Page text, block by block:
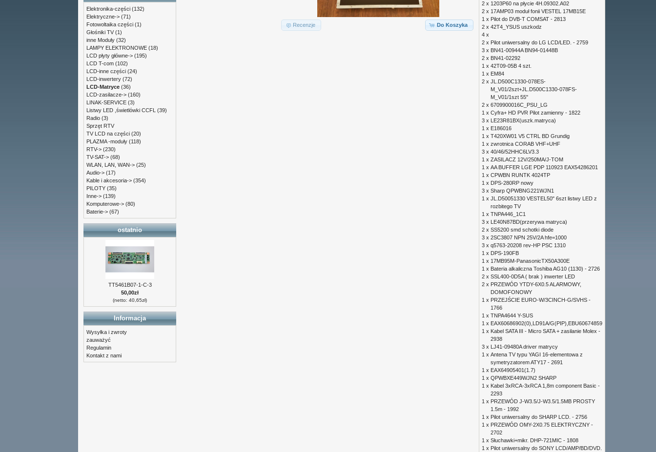
Do Koszyka
Recenzje
Elektronika-części (132)
Elektryczne-> (71)
Fotowoltaika części (1)
Głośniki TV (1)
inne Moduły (32)
LAMPY ELEKTRONOWE (18)
LCD płyty główne-> (195)
LCD T-com (102)
LCD-inne części (24)
LCD-inwertery (72)
LCD-Matryce (36)
LCD-zasilacze-> (160)
LINAK-SERVICE (3)
Listwy LED ,świetlówki CCFL
(39)
Radio (3)
Sprzęt RTV
TV LCD na części (20)
PLAZMA -moduły (118)
RTV-> (230)
TV-SAT-> (68)
WLAN, LAN, WAN-> (25)
Audio-> (17)
Kable i akcesoria-> (354)
PILOTY (35)
Inne-> (139)
Komputerowe-> (80)
Baterie-> (67)
ostatnio
TT5461B07-1-C-3
50,00zł
(netto: 40,65zł)
Informacja
Wysyłka i zwroty
zauważyć
Regulamin
Kontakt z nami
2 x 1203P60 na płycie 4H.09302.A02
2 x 17AMP03 moduł fonii VESTEL 17MB15E
1 x Pilot do DVB-T COMSAT - 2813
2 x 42T4_YSUS uszkodz
4 x
2 x Pilot uniwersalny do LG LCD/LED. - 2759
3 x BN41-00944A BN94-01448B
2 x BN41-02292
1 x 42T09-05B 4 szt.
1 x EM84
2 x JL.D500C1330-078ES-
M_V01/2szt+JL.D500C1330-078FS-
M_V01/1szt 55"
2 x 6709900016C_PSU_LG
1 x Cyfra+ HD PVR Pilot zamienny - 1822
3 x
LE23R81BX(uszk.matryca)
1 x E186016
1 x T420XW01 V5 CTRL BD Grundig
1 x zwrotnica CORAB VHF+UHF
3 x 40/46/52HHC6LV3.3
1 x ZASILACZ 12V/250MA/J-TOM
1 x AA BUFFER LGE PDP 110923 EAX54286201
1 x CPWBN RUNTK 4024TP
1 x DPS-280RP nowy
3 x Sharp QPWBNG221WJN1
1 x JL.D50051330 VESTEL50" 6szt listwy LED z
rozbitego TV
1 x TNPA446_1C1
3 x
LE40N87BD(przerywa matryca)
2 x SS5200 smd schotki diode
3 x 2SC3807 NPN 25V/2A hfe=1000
3 x q5763-20208 rev-HP PSC 1310
1 x DPS-190FB
1 x 17MB95M-PanasonicTX50A300E
1 x Bateria alkaliczna Toshiba AG10 (1130) - 2726
2 x SSL400-0D5A ( brak ) inwerter LED
2 x PRZEWÓD YTDY-6X0.5 ALARMOWY,
DOMOFONOWY
1 x PRZEJŚCIE EURO-W/3CINCH-G/SVHS -
1766
1 x TNPA4644 Y-SUS
1 x EAX60686902(0),LD91A/G(PIP),EBU60674859
1 x Kabel SATA III - Micro SATA + zasilanie Molex -
2938
3 x
LJ41-09480A driver matrycy
1 x Antena TV typu YAGI 16-elementowa z
symetryzatorem ATY17 - 2691
1 x EAX64905401(1.7)
1 x QPWBXE449WJN2 SHARP
1 x Kabel 3xRCA-3xRCA 1,8m component Basic -
2293
1 x PRZEWÓD J-W3.5/J-W3.5/1.5MB PROSTY
1.5m - 1992
1 x Pilot uniwersalny do SHARP LCD. - 2756
1 x PRZEWÓD OMY-2X0.75 ELEKTRYCZNY -
2702
1 x Słuchawki+mikr. DHP-721MIC - 1808
1 x Pilot uniwersalny do SONY LCD/AMP/BD/DVD.